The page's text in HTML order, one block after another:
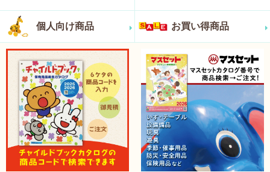
個人向け商品 お買い得商品